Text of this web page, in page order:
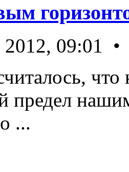
2012, 09:01
что
предел
...